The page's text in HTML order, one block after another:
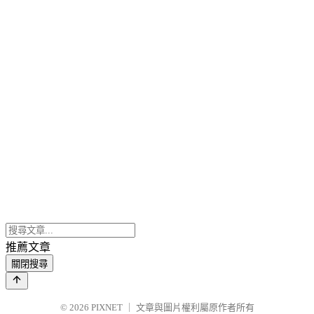
推薦文章
關閉搜尋
© 2026 PIXNET 文章與圖片權利屬原作者所有